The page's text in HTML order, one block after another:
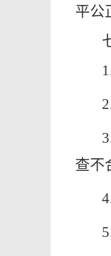
平公
查不